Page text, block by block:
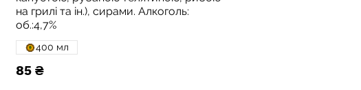
на грилі та ін.), сирами. Алкоголь:
об.:4,7%
85 ₴
400 мл